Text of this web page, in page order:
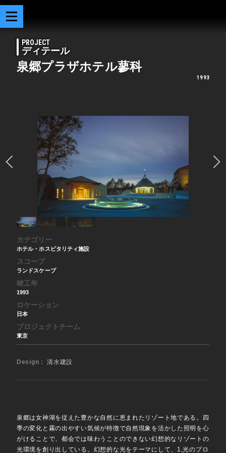
PROJECT
ディテール
泉郷プラザホテル蓼科
1993
カテゴリー
ホテル・ホスピタリティ施設
スコープ
ランドスケープ
竣工年
1993
ロケーション
日本
プロジェクトチーム
東京
Design : 清水建設
泉郷は女神湖を従えた豊かな自然に恵まれたリゾート地である。四
季の変化と霧の出やすい気候が特徴で自然現象を活かした照明を心
がけることで、都会では味わうことのできない幻想的なリゾートの
光環境を創り出している。幻想的な光をテーマにして、1,光のプロ